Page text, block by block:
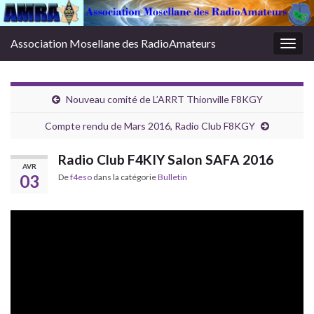
Association Mosellane des RadioAmateurs
Nouveau comité de L’ARRT Thionville F8KGY
Compte rendu de Mars 2016, Radio Club F8KGY
AVR
03
Radio Club F4KIY Salon SAFA 2016
Def4eso dans la catégorieBulletin